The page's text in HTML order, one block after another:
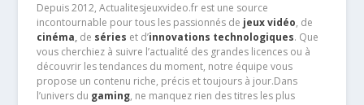
Depuis 2012, Actualitesjeuxvideo.fr est une source
incontournable pour tous les passionnés de jeux vidéo, de
cinéma,de séries et d’innovations technologiques. Que
vous cherchiez à suivre l’actualité des grandes licences ou à
découvrir les tendances du moment, notre équipe vous
propose un contenu riche, précis et toujours à jour.Dans
l’univers du gaming, ne manquez rien des titres les plus